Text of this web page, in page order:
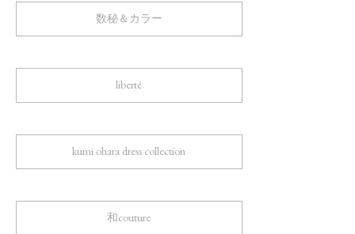
数秘＆カラー
liberté
kumi ohara dress collection
和couture